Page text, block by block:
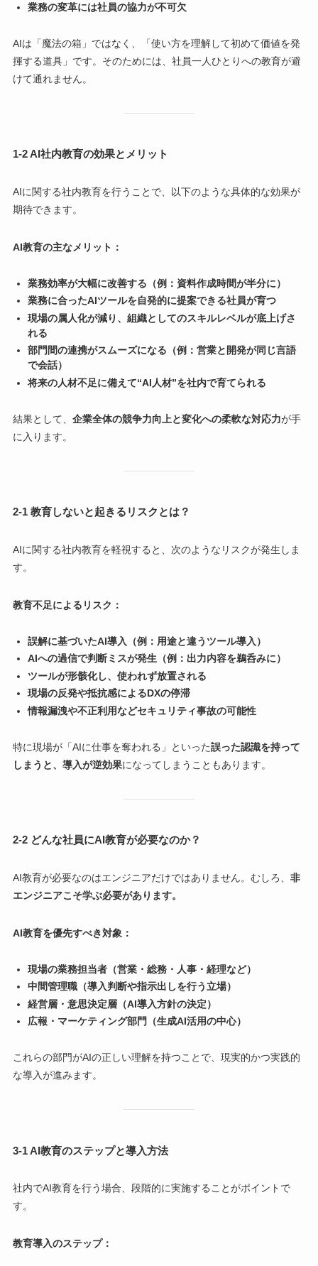
業務の変革には社員の協力が不可欠
AIは「魔法の箱」ではなく、「使い方を理解して初めて価値を発
揮する道具」です。そのためには、社員一人ひとりへの教育が避
けて通れません。
1-2 AI社内教育の効果とメリット
AIに関する社内教育を行うことで、以下のような具体的な効果が
期待できます。
AI教育の主なメリット：
業務効率が大幅に改善する（例：資料作成時間が半分に）
業務に合ったAIツールを自発的に提案できる社員が育つ
現場の属人化が減り、組織としてのスキルレベルが底上げさ
れる
部門間の連携がスムーズになる（例：営業と開発が同じ言語
で会話）
将来の人材不足に備えて“AI人材”を社内で育てられる
結果として、 企業全体の競争力向上と変化への柔軟な対応力が手
に入ります。
2-1 教育しないと起きるリスクとは？
AIに関する社内教育を軽視すると、次のようなリスクが発生しま
す。
教育不足によるリスク：
誤解に基づいたAI導入（例：用途と違うツール導入）
AIへの過信で判断ミスが発生（例：出力内容を鵜呑みに）
ツールが形骸化し、使われず放置される
現場の反発や抵抗感によるDXの停滞
情報漏洩や不正利用などセキュリティ事故の可能性
特に現場が「AIに仕事を奪われる」といった誤った認識を持って
しまうと、導入が逆効果になってしまうこともあります。
2-2 どんな社員にAI教育が必要なのか？
AI教育が必要なのはエンジニアだけではありません。むしろ、 非
エンジニアこそ学ぶ必要があります。
AI教育を優先すべき対象：
現場の業務担当者（営業・総務・人事・経理など）
中間管理職（導入判断や指示出しを行う立場）
経営層・意思決定層（AI導入方針の決定）
広報・マーケティング部門（生成AI活用の中心）
これらの部門がAIの正しい理解を持つことで、現実的かつ実践的
な導入が進みます。
3-1 AI教育のステップと導入方法
社内でAI教育を行う場合、段階的に実施することがポイントで
す。
教育導入のステップ：